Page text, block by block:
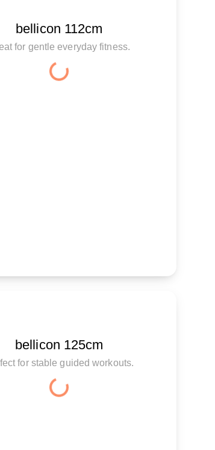
bellicon 112cm
for gentle everyday fitness.
bellicon 125cm
for stable guided workouts.